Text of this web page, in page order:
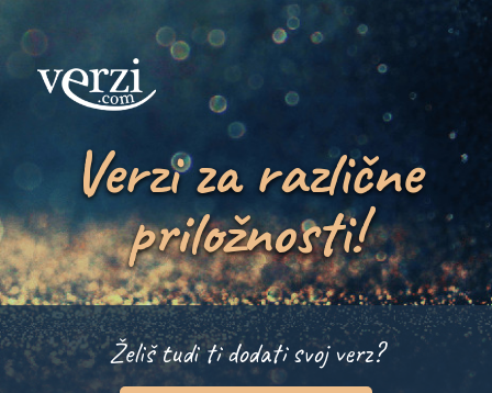
Verzi za različne
priložnosti!
Želiš tudi ti dodati svoj verz?